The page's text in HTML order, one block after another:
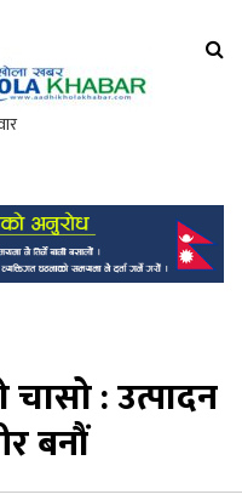
चासो : उत्पादन
बनौं